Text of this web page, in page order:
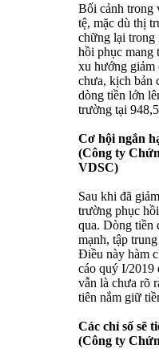
Bối cảnh trong
tệ, mặc dù thị
chững lại trong
hồi phục mang
xu hướng giảm
chưa, kịch bản
dòng tiền lớn
trường tại
Cơ hội ngắn
(Công ty
VDSC)
Sau khi đã
trường phục
qua. Dòng tiền
mạnh, tập
Điều này hàm
cáo quý I/2019
vẫn là chưa rõ
tiên nắm giữ
Các chỉ số sẽ
(Công ty